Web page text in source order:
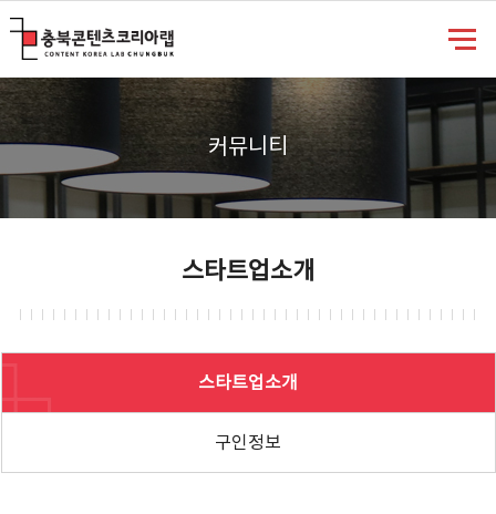
커뮤니티
스타트업소개
스타트업소개
구인정보